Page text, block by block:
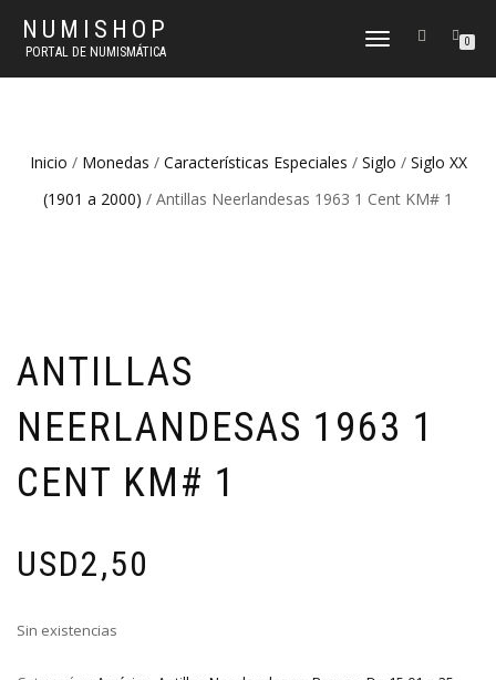
NUMISHOP
PORTAL DE NUMISMÁTICA
CAMBIAR
0
Inicio / Monedas / Características Especiales / Siglo / Siglo XX
(1901 a 2000) / Antillas Neerlandesas 1963 1 Cent KM# 1
ANTILLAS
NEERLANDESAS 1963 1
CENT KM# 1
USD2,50
Sin existencias